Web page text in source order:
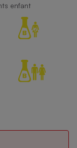
enfant